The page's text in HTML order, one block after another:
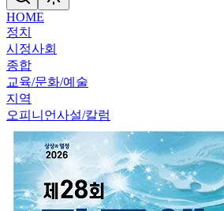
HOME
정치
시정사회
종합
교육/문화/예술
지역
오피니언사설/칼럼